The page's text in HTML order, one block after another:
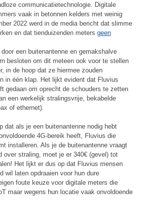
communicatietechnologie. Digitale
vaak in betonnen kelders met weinig
2022 werd in de media bericht dat slimme
en dat tienduizenden meters geen
een buitenantenne en gemakshalve
besloten om dit meteen ook voor te stellen
in de hoop dat ze hiermee zouden
in één klap. Het lijkt evident dat Fluvius
gedaan om oprecht de schouders te zetten
een werkelijk stralingsvrije, bekabelde
of ethernet).
dat als je een buitenantenne nodig hebt
4G-bereik heeft, Fluvius die
installeren. Als je de buitenantenne vraagt
over straling, moet je er 340€ (gevel) tot
Het lijkt er dus op dat Fluvius mensen
wil laten opdraaien voor hun dure
foute keuze voor digitale meters die
maar wegens hun locatie vaak onvoldoende